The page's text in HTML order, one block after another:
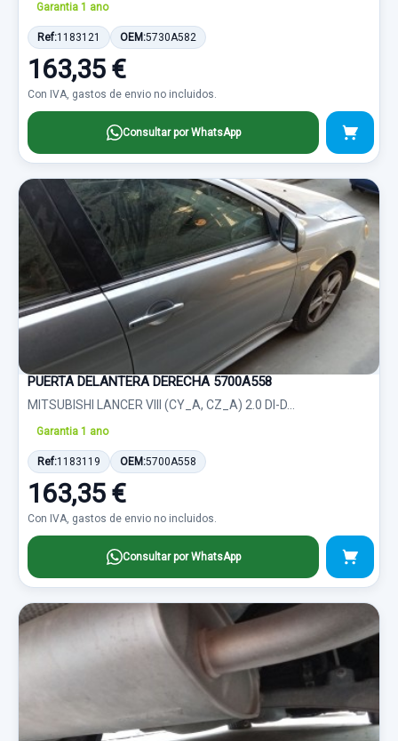
Garantia 1 ano
Ref:1183121 OEM:5730A582
163,35 €
Con IVA, gastos de envio no incluidos.
Consultar por WhatsApp
PUERTA DELANTERA DERECHA 5700A558
MITSUBISHI LANCER VIII (CY_A, CZ_A) 2.0 DI-D...
Garantia 1 ano
Ref:1183119 OEM:5700A558
163,35 €
Con IVA, gastos de envio no incluidos.
Consultar por WhatsApp